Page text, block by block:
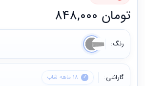
تومان
رنگ
گارانتی 18 ماهه شاب